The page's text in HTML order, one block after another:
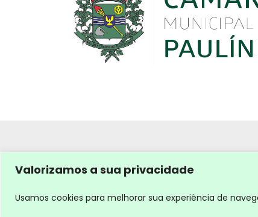
Valorizamos a sua privacidade
Usamos cookies para melhorar sua experiência de